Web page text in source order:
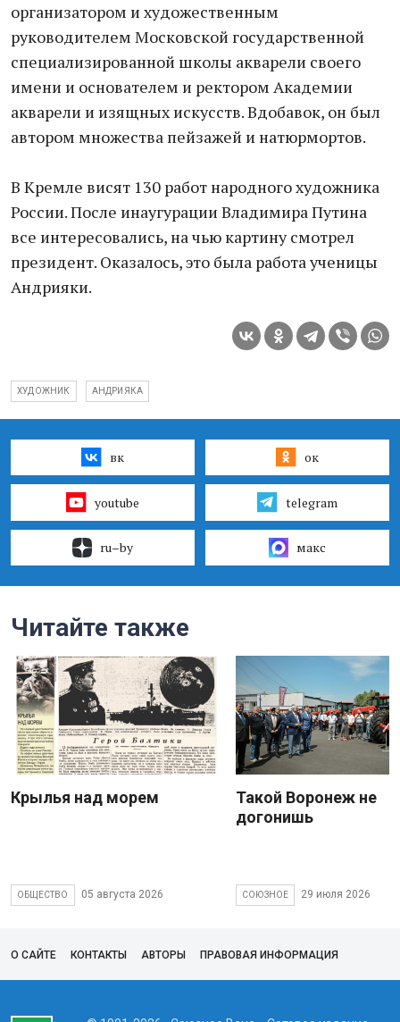
организатором и художественным
руководителем Московской государственной
специализированной школы акварели своего
имени и основателем и ректором Академии
акварели и изящных искусств. Вдобавок, он был
автором множества пейзажей и натюрмортов.
В Кремле висят 130 работ народного художника
России. После инаугурации Владимира Путина
все интересовались, на чью картину смотрел
президент. Оказалось, это была работа ученицы
Андрияки.
ХУДОЖНИК АНДРИЯКА
вк ок
youtube telegram
ru–by макс
Читайте также
Крылья над морем
ОБЩЕСТВО 05 августа 2026
Такой Воронеж не
догонишь
СОЮЗНОЕ 29 июля 2026
О САЙТЕ КОНТАКТЫ АВТОРЫ ПРАВОВАЯ ИНФОРМАЦИЯ